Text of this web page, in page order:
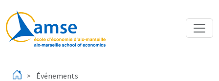
Événements